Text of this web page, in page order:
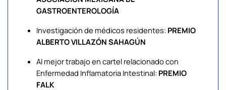
GASTROENTEROLOGÍA
Investigación de médicos residentes: PREMIO
ALBERTO VILLAZÓN SAHAGÚN
Al mejor trabajo en cartel relacionado con
Enfermedad Inflamatoria Intestinal: PREMIO
FALK